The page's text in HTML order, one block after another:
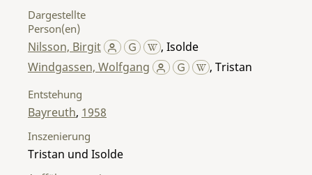
Dargestellte
Person(en)
Nilsson, Birgit , Isolde
Windgassen, Wolfgang
, Tristan
Entstehung
Bayreuth, 1958
Inszenierung
Tristan und Isolde